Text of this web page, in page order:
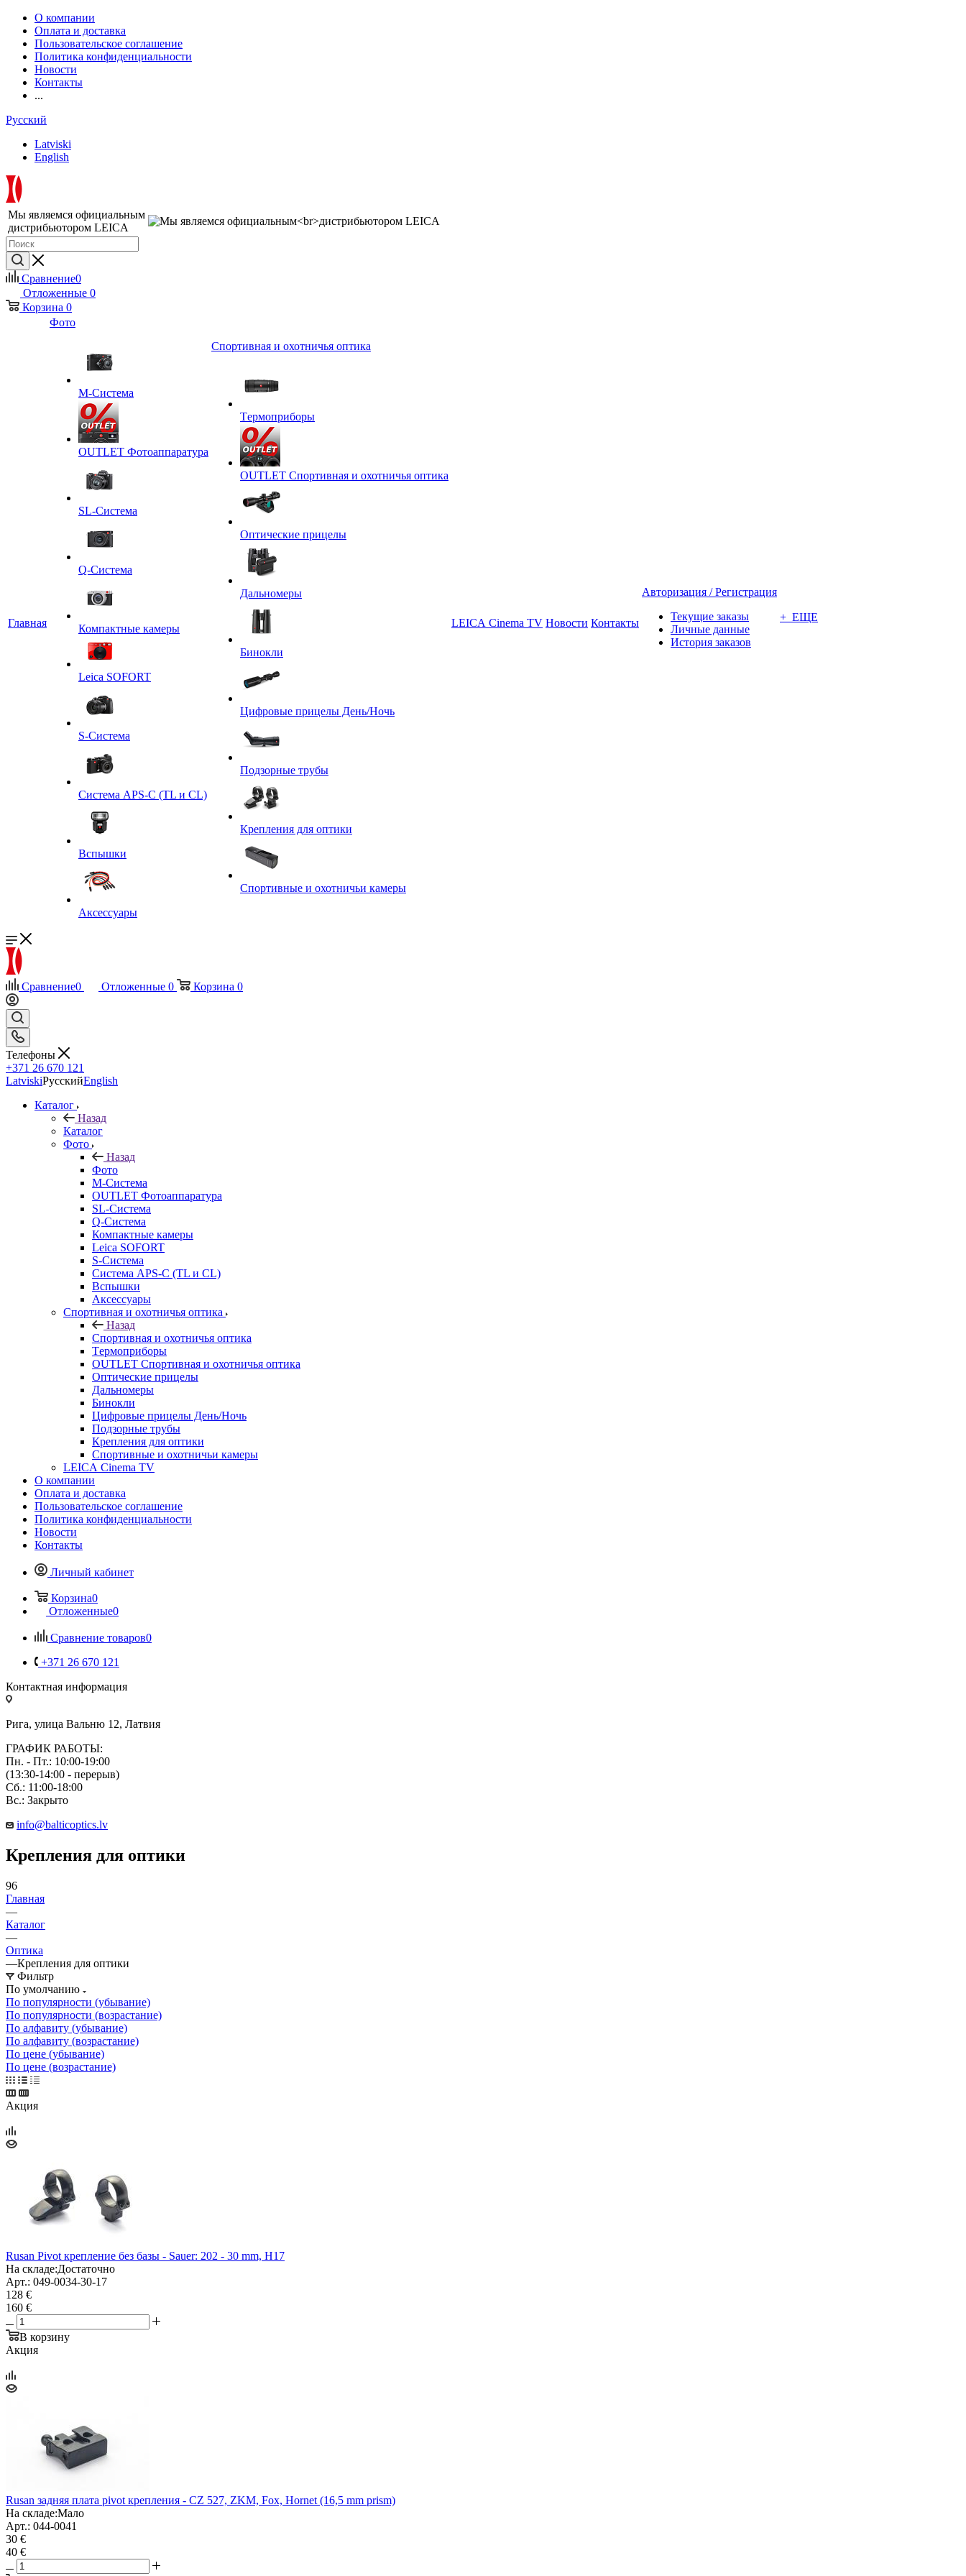
О компании
Оплата и доставка
Пользовательское соглашение
Политика конфиденциальности
Новости
Контакты
...
Русский
Latviski
English
Мы являемся официальным
дистрибьютором LEICA
Сравнение0
Отложенные 0
Корзина 0
Главная
Фото
M-Система
OUTLET Фотоаппаратура
SL-Система
Q-Cистема
Компактные камеры
Leica SOFORT
S-Система
Система APS-C (TL и CL)
Вспышки
Аксессуары
Спортивная и охотничья оптика
Tермоприборы
OUTLET Спортивная и охотничья оптика
Оптические прицелы
Дальномеры
Бинокли
Цифровые прицелы День/Ночь
Подзорные трубы
Крепления для оптики
Спортивные и охотничьи камеры
LEICA Cinema TV Новости Контакты
Авторизация / Регистрация
Текущие заказы
Личные данные
История заказов
+ ЕЩЕ
Сравнение0 Отложенные 0 Корзина 0
Телефоны
+371 26 670 121
LatviskiРусскийEnglish
Каталог
Назад
Каталог
Фото
Назад
Фото
M-Система
OUTLET Фотоаппаратура
SL-Система
Q-Cистема
Компактные камеры
Leica SOFORT
S-Система
Система APS-C (TL и CL)
Вспышки
Аксессуары
Спортивная и охотничья оптика
Назад
Спортивная и охотничья оптика
Tермоприборы
OUTLET Спортивная и охотничья оптика
Оптические прицелы
Дальномеры
Бинокли
Цифровые прицелы День/Ночь
Подзорные трубы
Крепления для оптики
Спортивные и охотничьи камеры
LEICA Cinema TV
О компании
Оплата и доставка
Пользовательское соглашение
Политика конфиденциальности
Новости
Контакты
Личный кабинет
Корзина0
Отложенные0
Сравнение товаров0
+371 26 670 121
Контактная информация
Рига, улица Вальню 12, Латвия
ГРАФИК РАБОТЫ:
Пн. - Пт.: 10:00-19:00
(13:30-14:00 - перерыв)
Сб.: 11:00-18:00
Вс.: Закрыто
info@balticoptics.lv
Крепления для оптики
96
Главная
—
Каталог
—
Оптика
—Крепления для оптики
Фильтр
По умолчанию
По популярности (убывание)
По популярности (возрастание)
По алфавиту (убывание)
По алфавиту (возрастание)
По цене (убывание)
По цене (возрастание)
Акция
Rusan Pivot крепление без базы - Sauer: 202 - 30 mm, H17
На складе:Достаточно
Арт.: 049-0034-30-17
128 €
160 €
В корзину
Акция
Rusan задняя плата pivot крепления - CZ 527, ZKM, Fox, Hornet (16,5 mm prism)
На складе:Мало
Арт.: 044-0041
30 €
40 €